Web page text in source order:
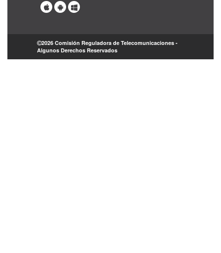
2026 Comisión Reguladora de Telecomunicaciones -
Algunos Derechos Reservados